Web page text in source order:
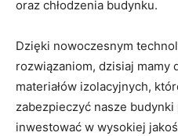
oraz chłodzenia budynku.
Dzięki nowoczesnym
rozwiązaniom, dzisiaj mamy
materiałów ‌izolacyjnych,
zabezpieczyć nasze budynki
inwestować ​w wysokiej